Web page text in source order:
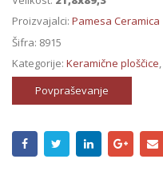
Proizvajalci: Pamesa Ceramica
Šifra: 8915
Kategorije: Keramične ploščice,
Povpraševanje